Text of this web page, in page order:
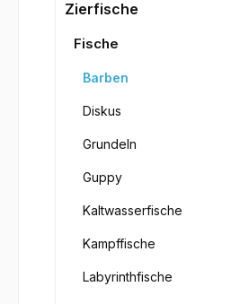
Zierfische
Fische
Barben
Diskus
Grundeln
Guppy
Kaltwasserfische
Kampffische
Labyrinthfische